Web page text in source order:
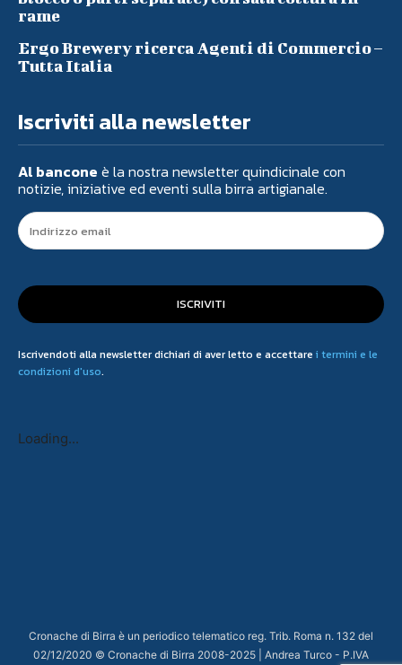
rame
Ergo Brewery ricerca Agenti di Commercio –
Tutta Italia
Iscriviti alla newsletter
Al bancone è la nostra newsletter quindicinale con
notizie, iniziative ed eventi sulla birra artigianale.
ISCRIVITI
Iscrivendoti alla newsletter dichiari di aver letto e accettare i termini e le
condizioni d'uso.
Loading...
Cronache di Birra è un periodico telematico reg. Trib. Roma n. 132 del
02/12/2020 © Cronache di Birra 2008-2025 | Andrea Turco - P.IVA